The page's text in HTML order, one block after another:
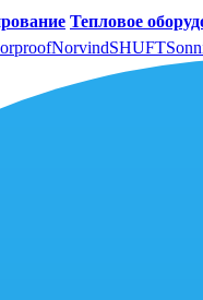
Тепловое
NorvindSHUFT